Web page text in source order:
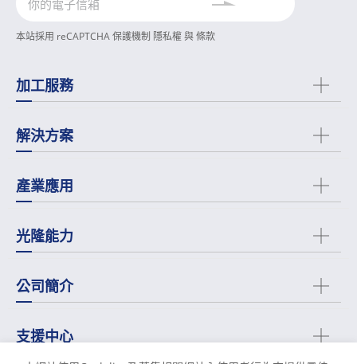
本站採用 reCAPTCHA 保護機制 隱私權與條款
加工服務
解決方案
產業應用
光隆能力
公司簡介
支援中心